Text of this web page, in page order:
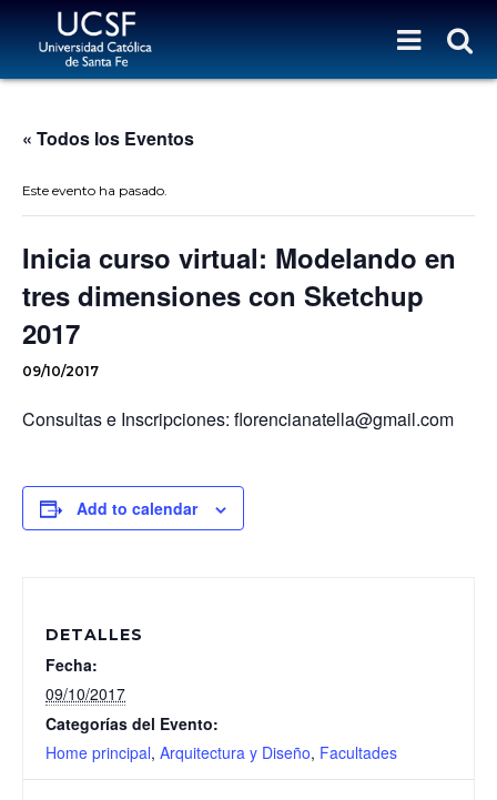
« Todos los Eventos
Este evento ha pasado.
Inicia curso virtual: Modelando en
tres dimensiones con Sketchup
2017
09/10/2017
Consultas e Inscripciones: florencianatella@gmail.com
Add to calendar
DETALLES
Fecha:
09/10/2017
Categorías del Evento:
Home principal, Arquitectura y Diseño, Facultades